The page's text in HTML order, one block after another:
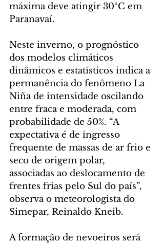
máxima deve atingir 30ºC em
Paranavaí.
Neste inverno, o prognóstico
dos modelos climáticos
dinâmicos e estatísticos indica a
permanência do fenômeno La
Niña de intensidade oscilando
entre fraca e moderada, com
probabilidade de 50%. “A
expectativa é de ingresso
frequente de massas de ar frio e
seco de origem polar,
associadas ao deslocamento de
frentes frias pelo Sul do país”,
observa o meteorologista do
Simepar, Reinaldo Kneib.
A formação de nevoeiros será